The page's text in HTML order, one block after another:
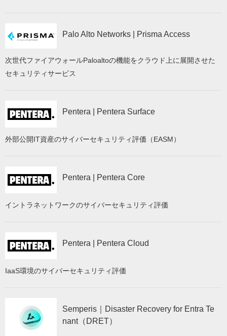
Palo Alto Networks | Prisma Access
次世代ファイアウォールPaloaltoの機能をクラウド上に展開させた
セキュリティサービス
Pentera | Pentera Surface
外部公開IT資産のサイバーセキュリティ評価（EASM）
Pentera | Pentera Core
イントラネットワークのサイバーセキュリティ評価
Pentera | Pentera Cloud
IaaS環境のサイバーセキュリティ評価
Semperis｜Disaster Recovery for Entra Te
nant（DRET）